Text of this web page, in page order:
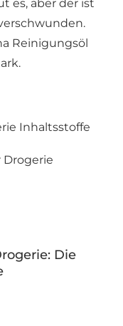
es, aber der ist
Reinigungsöl
Die